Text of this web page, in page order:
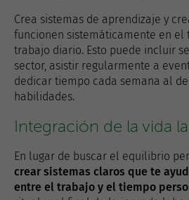
Crea sistemas de aprendizaje y
funcionen sistemáticamente en el
trabajo diario. Esto puede incluir
sector, asistir regularmente a
dedicar tiempo cada semana al
habilidades.
Integración de la vida
En lugar de buscar el equilibrio
crear sistemas claros que te
entre el trabajo y el tiempo